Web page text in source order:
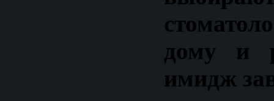
дому и
имидж